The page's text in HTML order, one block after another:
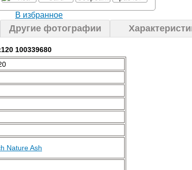
В избранное
Другие фотографии
100339680
Nature Ash